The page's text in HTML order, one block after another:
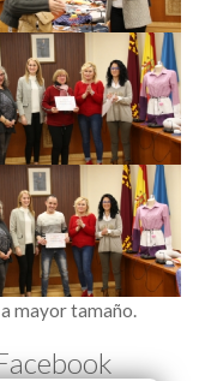
mayor tamaño.